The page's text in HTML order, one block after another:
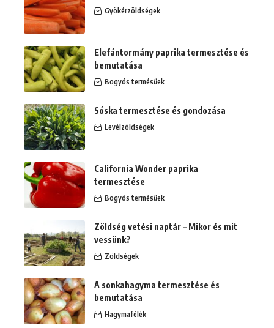
Gyökérzöldségek
Elefántormány paprika termesztése és
bemutatása
Bogyós termésűek
Sóska termesztése és gondozása
Levélzöldségek
California Wonder paprika
termesztése
Bogyós termésűek
Zöldség vetési naptár – Mikor és mit
vessünk?
Zöldségek
A sonkahagyma termesztése és
bemutatása
Hagymafélék